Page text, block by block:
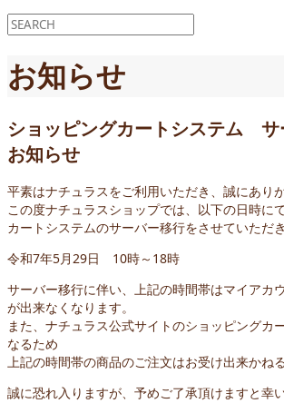
お知らせ
ショッピングカートシステム サ
お知らせ
平素はナチュラスをご利用いただき、誠にあり
この度ナチュラスショップでは、以下の日時に
カートシステムのサーバー移行をさせていただき
令和7年5月29日 10時～18時
サーバー移行に伴い、上記の時間帯はマイアカ
が出来なくなります。
また、ナチュラス公式サイトのショッピングカ
なるため
上記の時間帯の商品のご注文はお受け出来かね
誠に恐れ入りますが、予めご了承頂けますと幸い